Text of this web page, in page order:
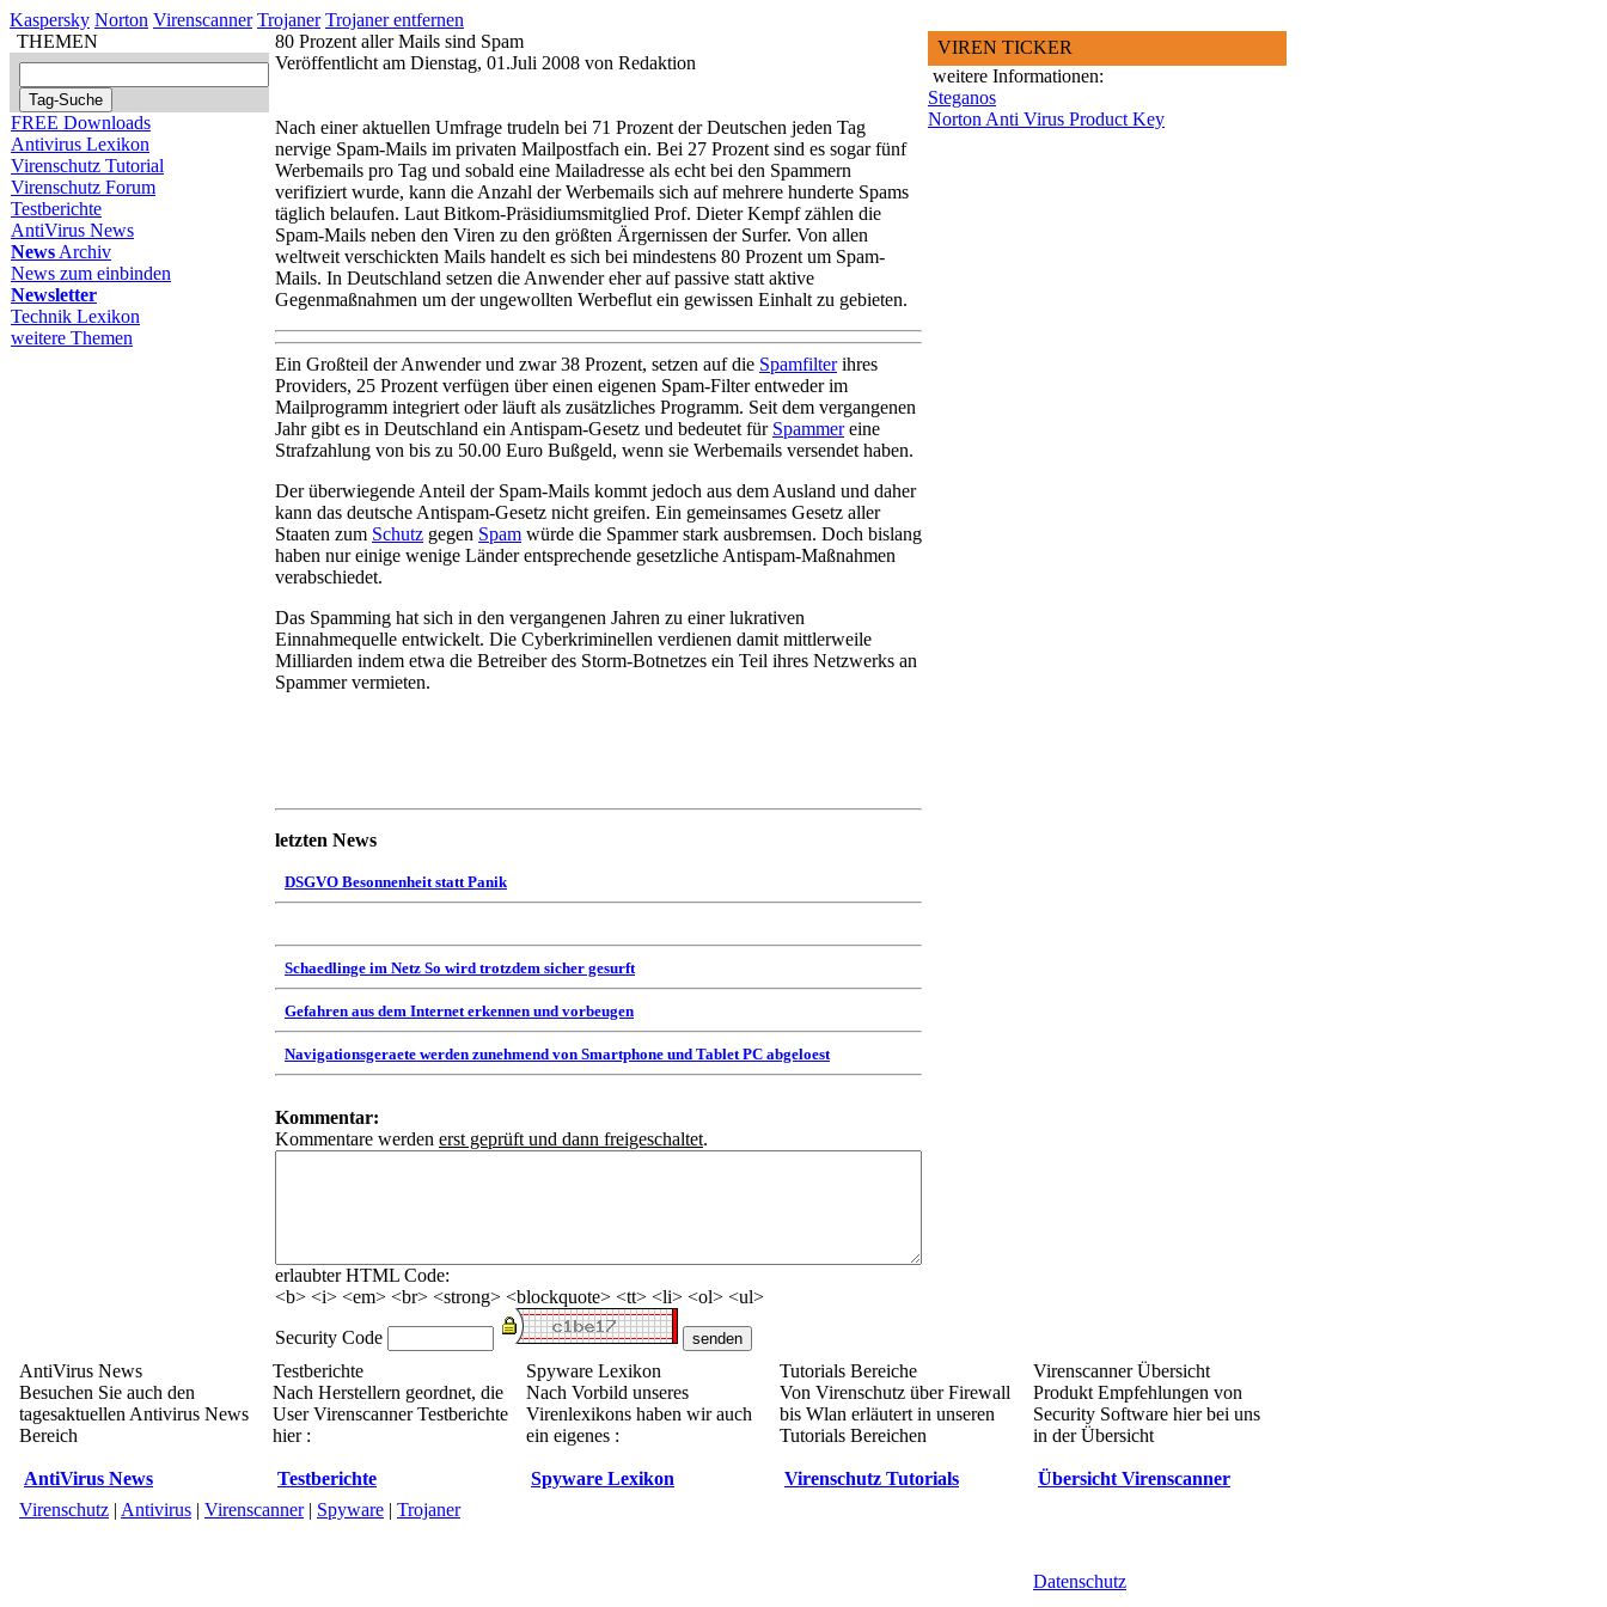
Kaspersky Norton Virenscanner Trojaner Trojaner entfernen
THEMEN
FREE Downloads
Antivirus Lexikon
Virenschutz Tutorial
Virenschutz Forum
Testberichte
AntiVirus News
News Archiv
News zum einbinden
Newsletter
Technik Lexikon
weitere Themen
80 Prozent aller Mails sind Spam
Veröffentlicht am Dienstag, 01.Juli 2008 von Redaktion
Nach einer aktuellen Umfrage trudeln bei 71 Prozent der Deutschen jeden Tag
nervige Spam-Mails im privaten Mailpostfach ein. Bei 27 Prozent sind es sogar fünf
Werbemails pro Tag und sobald eine Mailadresse als echt bei den Spammern
verifiziert wurde, kann die Anzahl der Werbemails sich auf mehrere hunderte Spams
täglich belaufen. Laut Bitkom-Präsidiumsmitglied Prof. Dieter Kempf zählen die
Spam-Mails neben den Viren zu den größten Ärgernissen der Surfer. Von allen
weltweit verschickten Mails handelt es sich bei mindestens 80 Prozent um Spam-
Mails. In Deutschland setzen die Anwender eher auf passive statt aktive
Gegenmaßnahmen um der ungewollten Werbeflut ein gewissen Einhalt zu gebieten.
Ein Großteil der Anwender und zwar 38 Prozent, setzen auf die Spamfilterihres
Providers, 25 Prozent verfügen über einen eigenen Spam-Filter entweder im
Mailprogramm integriert oder läuft als zusätzliches Programm. Seit dem vergangenen
Jahr gibt es in Deutschland ein Antispam-Gesetz und bedeutet für Spammereine
Strafzahlung von bis zu 50.00 Euro Bußgeld, wenn sie Werbemails versendet haben.
Der überwiegende Anteil der Spam-Mails kommt jedoch aus dem Ausland und daher
kann das deutsche Antispam-Gesetz nicht greifen. Ein gemeinsames Gesetz aller
Staaten zum Schutz gegen Spam würde die Spammer stark ausbremsen. Doch bislang
haben nur einige wenige Länder entsprechende gesetzliche Antispam-Maßnahmen
verabschiedet.
Das Spamming hat sich in den vergangenen Jahren zu einer lukrativen
Einnahmequelle entwickelt. Die Cyberkriminellen verdienen damit mittlerweile
Milliarden indem etwa die Betreiber des Storm-Botnetzes ein Teil ihres Netzwerks an
Spammer vermieten.
letzten News
DSGVO Besonnenheit statt Panik
Schaedlinge im Netz So wird trotzdem sicher gesurft
Gefahren aus dem Internet erkennen und vorbeugen
Navigationsgeraete werden zunehmend von Smartphone und Tablet PC abgeloest
Kommentar:
Kommentare werden erst geprüft und dann freigeschaltet.
erlaubter HTML Code:
<b> <i> <em> <br> <strong> <blockquote> <tt> <li> <ol> <ul>
Security Code
VIREN TICKER
weitere Informationen:
Steganos
Norton Anti Virus Product Key
AntiVirus News
Besuchen Sie auch den
tagesaktuellen Antivirus News
Bereich
AntiVirus News
Testberichte
Nach Herstellern geordnet, die
User Virenscanner Testberichte
hier :
Testberichte
Spyware Lexikon
Nach Vorbild unseres
Virenlexikons haben wir auch
ein eigenes :
Spyware Lexikon
Tutorials Bereiche
Von Virenschutz über Firewall
bis Wlan erläutert in unseren
Tutorials Bereichen
Virenschutz Tutorials
Virenscanner Übersicht
Produkt Empfehlungen von
Security Software hier bei uns
in der Übersicht
Übersicht Virenscanner
Virenschutz | Antivirus | Virenscanner| Spyware | Trojaner
Datenschutz